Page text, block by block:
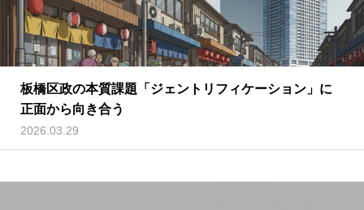
板橋区政の本質課題「ジェントリフィケーション」に
正面から向き合う
2026.03.29